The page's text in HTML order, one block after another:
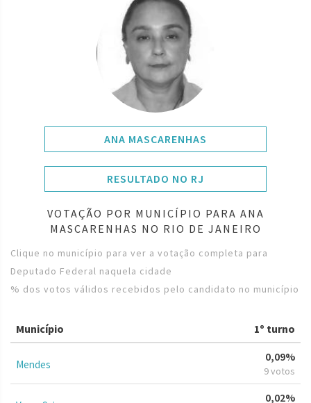
ANA MASCARENHAS
RESULTADO NO RJ
VOTAÇÃO POR MUNICÍPIO PARA ANA
MASCARENHAS NO RIO DE JANEIRO
Clique no município para ver a votação completa para
Deputado Federal naquela cidade
% dos votos válidos recebidos pelo candidato no município
Município 1º turno
Mendes
0,09%
9 votos
0,02%